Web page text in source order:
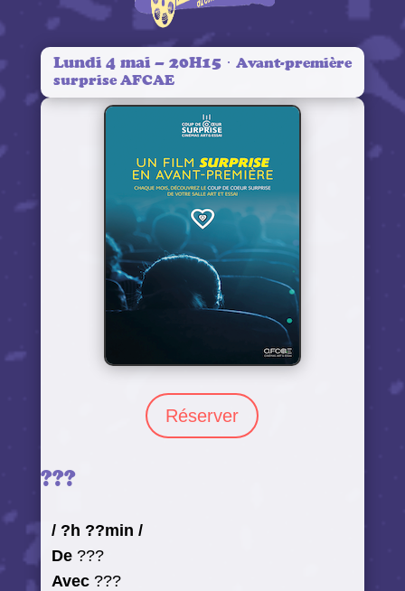
Lundi 4 mai – 20H15 · Avant-première
surprise AFCAE
Réserver
???
/?h ??min /
De???
Avec???